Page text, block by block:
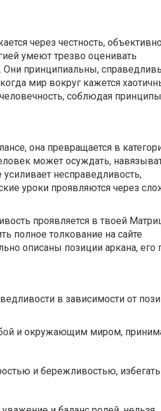
через честность,
умеют трезво оценивать
Они принципиальны,
мир вокруг кажется
соблюдая
она превращается в
может осуждать,
несправедливость,
уроки проявляются через
проявляется в твоей
полное толкование на сайте
описаны позиции аркана,
в зависимости от
и окружающим миром,
и бережливостью, избегать